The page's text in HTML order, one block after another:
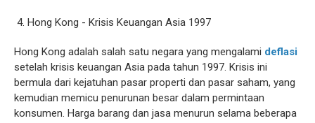
4. Hong Kong - Krisis Keuangan Asia 1997
Hong Kong adalah salah satu negara yang mengalami deflasi
setelah krisis keuangan Asia pada tahun 1997. Krisis ini
bermula dari kejatuhan pasar properti dan pasar saham, yang
kemudian memicu penurunan besar dalam permintaan
konsumen. Harga barang dan jasa menurun selama beberapa